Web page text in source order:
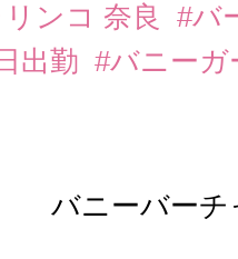
ンコ 奈良
#バ
出勤 #バニー
バニーバー